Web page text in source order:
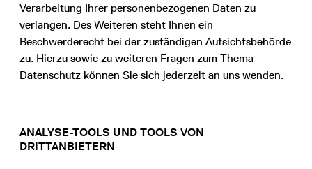
Verarbeitung Ihrer personenbezogenen Daten zu
verlangen. Des Weiteren steht Ihnen ein
Beschwerderecht bei der zuständigen Aufsichtsbehörde
zu. Hierzu sowie zu weiteren Fragen zum Thema
Datenschutz können Sie sich jederzeit an uns wenden.
ANALYSE-TOOLS UND TOOLS VON
DRITTANBIETERN